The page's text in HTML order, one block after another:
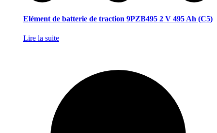
Elément de batterie de traction 9PZB495 2 V 495 Ah (C5)
Lire la suite